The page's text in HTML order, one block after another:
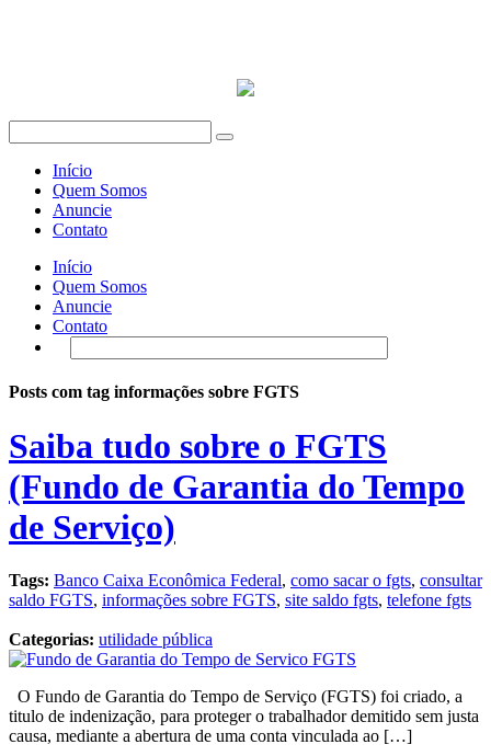
Início
Quem Somos
Anuncie
Contato
Início
Quem Somos
Anuncie
Contato
Posts com tag informações sobre FGTS
Saiba tudo sobre o FGTS
(Fundo de Garantia do Tempo
de Serviço)
Tags: Banco Caixa Econômica Federal, como sacar o fgts, consultar
saldo FGTS, informações sobre FGTS, site saldo fgts, telefone fgts
Categorias: utilidade pública
O Fundo de Garantia do Tempo de Serviço (FGTS) foi criado, a
titulo de indenização, para proteger o trabalhador demitido sem justa
causa, mediante a abertura de uma conta vinculada ao […]